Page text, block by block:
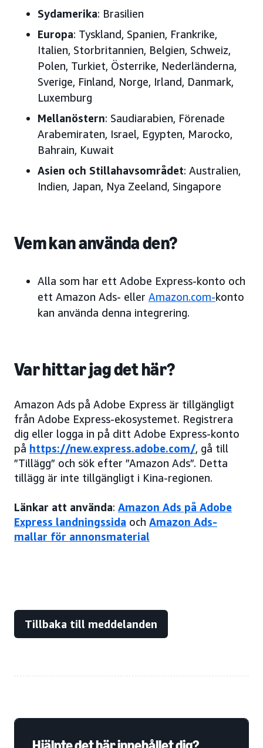
Sydamerika: Brasilien
Europa: Tyskland, Spanien, Frankrike,
Italien, Storbritannien, Belgien, Schweiz,
Polen, Turkiet, Österrike, Nederländerna,
Sverige, Finland, Norge, Irland, Danmark,
Luxemburg
Mellanöstern: Saudiarabien, Förenade
Arabemiraten, Israel, Egypten, Marocko,
Bahrain, Kuwait
Asien och Stillahavsområdet: Australien,
Indien, Japan, Nya Zeeland, Singapore
Vem kan använda den?
Alla som har ett Adobe Express-konto och
ett Amazon Ads- eller Amazon.com-konto
kan använda denna integrering.
Var hittar jag det här?
Amazon Ads på Adobe Express är tillgängligt
från Adobe Express-ekosystemet. Registrera
dig eller logga in på ditt Adobe Express-konto
på https://new.express.adobe.com/, gå till
”Tillägg” och sök efter ”Amazon Ads”. Detta
tillägg är inte tillgängligt i Kina-regionen.
Länkar att använda: Amazon Ads på Adobe
Express landningssida och Amazon Ads-
mallar för annonsmaterial
Tillbaka till meddelanden